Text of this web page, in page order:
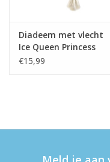
Diadeem met vlecht
Ice Queen Princess
€15,99